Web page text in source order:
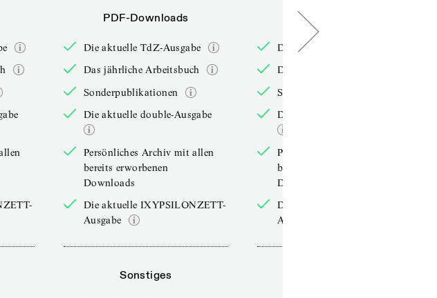
PDF-Downloads
Die aktuelle TdZ-Ausgabe
Das jährliche Arbeitsbuch
Sonderpublikationen
Die aktuelle double-Ausgabe
Persönliches Archiv mit allen
bereits erworbenen
Downloads
Die aktuelle IXYPSILONZETT-
Ausgabe
Sonstiges
PDF-Downloads
Die aktuelle TdZ-Ausgabe
Das jährliche Arbeitsbuch
Sonderpublikationen
Die aktuelle double-Ausgabe
Persönliches Archiv mit allen
bereits erworbenen
Downloads
Die aktuelle IXYPSILONZETT-
Ausgabe